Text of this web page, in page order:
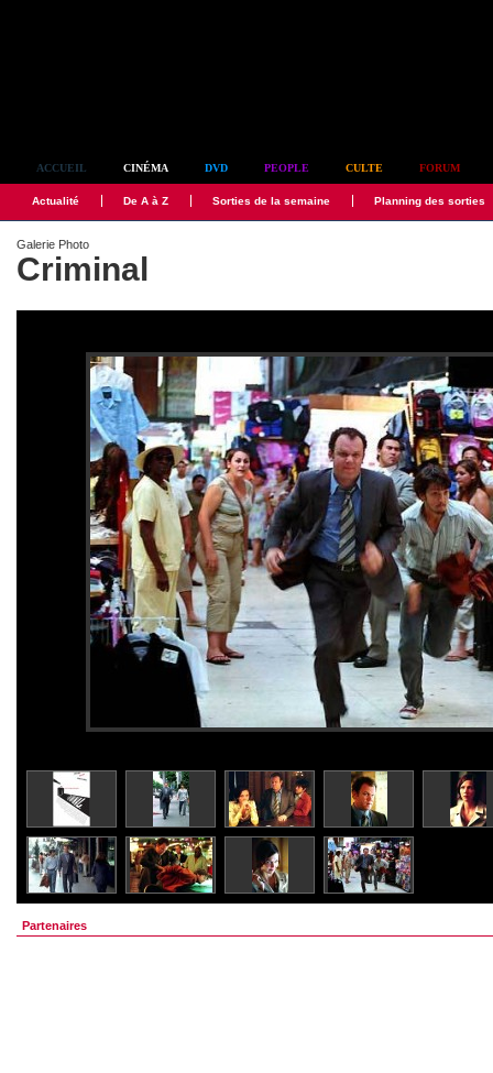
ACCUEIL CINÉMA DVD PEOPLE CULTE FORUM
Actualité De A à Z Sorties de la semaine Planning des sorties
Galerie Photo
Criminal
Partenaires